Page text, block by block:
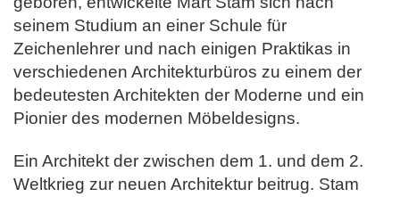
seinem Studium an einer Schule für
Zeichenlehrer und nach einigen Praktikas in
verschiedenen Architekturbüros zu einem der
bedeutesten Architekten der Moderne und ein
Pionier des modernen Möbeldesigns.
Ein Architekt der zwischen dem 1. und dem 2.
Weltkrieg zur neuen Architektur beitrug. Stam